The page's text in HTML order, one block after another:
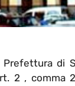
di
2 , comma